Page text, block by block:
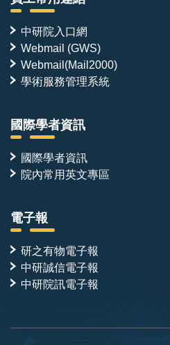
中研院入口網
Webmail (GWS)
Webmail(Mail2000)
學術服務管理系統
國際學者資訊
國際學者資訊
院內常用英文專區
電子報
研之有物電子報
中研誠信電子報
中研院訊電子報